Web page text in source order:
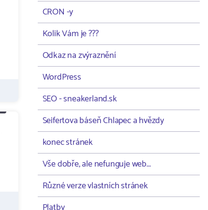
CRON -y
Kolik Vám je ???
Odkaz na zvýraznění
WordPress
SEO - sneakerland.sk
Seifertova báseň Chlapec a hvězdy
konec stránek
Vše dobře, ale nefunguje web...
Různé verze vlastních stránek